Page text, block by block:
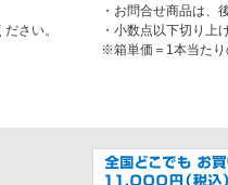
ださい。
・お問合せ商品は、
・小数点以下切り上
※箱単価＝1本当たり